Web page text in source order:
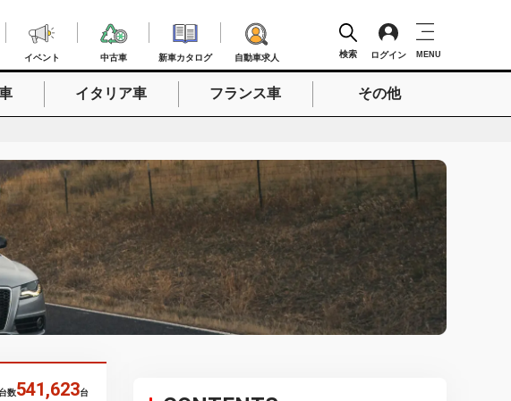
イベント 中古車 新車カタログ 自動車求人 検索 ログイン MENU
イタリア車 フランス車 その他
数541,623台